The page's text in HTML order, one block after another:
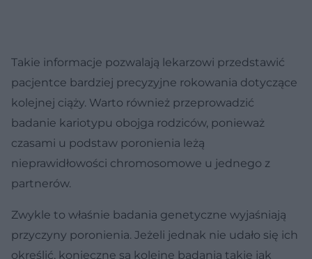
Takie informacje pozwalają lekarzowi przedstawić
pacjentce bardziej precyzyjne rokowania dotyczące
kolejnej ciąży. Warto również przeprowadzić
badanie kariotypu obojga rodziców, ponieważ
czasami u podstaw poronienia leżą
nieprawidłowości chromosomowe u jednego z
partnerów.
Zwykle to właśnie badania genetyczne wyjaśniają
przyczyny poronienia. Jeżeli jednak nie udało się ich
określić, konieczne są kolejne badania takie jak